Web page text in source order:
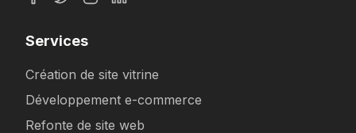
Services
Création de site vitrine
Développement e-commerce
Refonte de site web